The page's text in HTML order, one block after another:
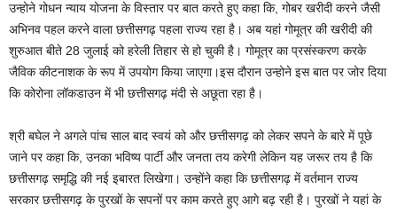
उन्होने गोधन न्याय योजना के विस्तार पर बात करते हुए कहा कि, गोबर खरीदी करने जैसी
अभिनव पहल करने वाला छत्तीसगढ़ पहला राज्य रहा है। अब यहां गोमूत्र की खरीदी की
शुरुआत बीते 28 जुलाई को हरेली तिहार से हो चुकी है। गोमूत्र का प्रसंस्करण करके
जैविक कीटनाशक के रूप में उपयोग किया जाएगा।इस दौरान उन्होने इस बात पर जोर दिया
कि कोरोना लॉकडाउन में भी छत्तीसगढ़ मंदी से अछूता रहा है।
श्री बघेल ने अगले पांच साल बाद स्वयं को और छत्तीसगढ़ को लेकर सपने के बारे में पूछे
जाने पर कहा कि, उनका भविष्य पार्टी और जनता तय करेगी लेकिन यह जरूर तय है कि
छत्तीसगढ़ समृद्धि की नई इबारत लिखेगा। उन्होंने कहा कि छत्तीसगढ़ में वर्तमान राज्य
सरकार छत्तीसगढ़ के पुरखों के सपनों पर काम करते हुए आगे बढ़ रही है। पुरखों ने यहां के